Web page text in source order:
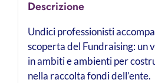
Descrizione
Undici professionisti
scoperta del Fundraising: un
in ambiti e ambienti per
nella raccolta fondi dell’ente.